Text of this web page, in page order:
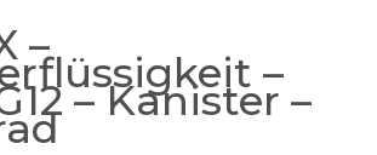
–
–
– Kanister –